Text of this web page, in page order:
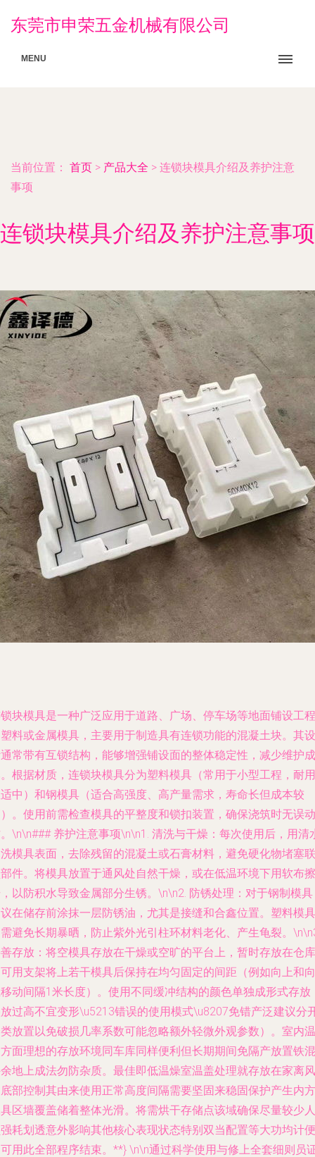
东莞市申荣五金机械有限公司
MENU
当前位置： 首页 > 产品大全 > 连锁块模具介绍及养护注意
事项
连锁块模具介绍及养护注意事项
块模具是一种广泛应用于道路、广场、停车场等地面铺设工程
料或金属模具，主要用于制造具有连锁功能的混凝土块。其设
常带有互锁结构，能够增强铺设面的整体稳定性，减少维护成
根据材质，连锁块模具分为塑料模具（常用于小型工程，耐用
中）和钢模具（适合高强度、高产量需求，寿命长但成本较
。使用前需检查模具的平整度和锁扣装置，确保浇筑时无误动
\n\n### 养护注意事项\n\n1. 清洗与干燥 ：每次使用后，用清
模具表面，去除残留的混凝土或石膏材料，避免硬化物堵塞联
件。将模具放置于通风处自然干燥，或在低温环境下用软布擦
以防积水导致金属部分生锈。\n\n2. 防锈处理 ：对于钢制模
在储存前涂抹一层防锈油，尤其是接缝和合鑫位置。塑料模具
避免长期暴晒，防止紫外光引柱环材料老化、产生龟裂。
存放 ：将空模具存放在干燥或空旷的平台上，暂时存放在仓库
用支架将上若干模具后保持在均匀固定的间距（例如向上和向
动间隔1米长度）。使用不同缓冲结构的颜色单独成形式存放
过高不宜变形\u5213错误的使用模式\u8207免错产泛建议分
放置以免破损几率系数可能忽略额外轻微外观参数）。室内温
面理想的存放环境同车库同样便利但长期期间免隔产放置铁混
地上成法勿防杂质。 最佳即低温燥室温盖处理就存放在家离风
部控制其由来使用正常高度间隔需要坚固来稳固保护产生内方
区墙覆盖储着整体光滑。 将需烘干存储点该域确保尽量较少人
耗划透意外影响其他核心表现状态特别双当配置等大功均计便
用此全部程序结束。**} \n\n通过科学使用与修上全套细则员